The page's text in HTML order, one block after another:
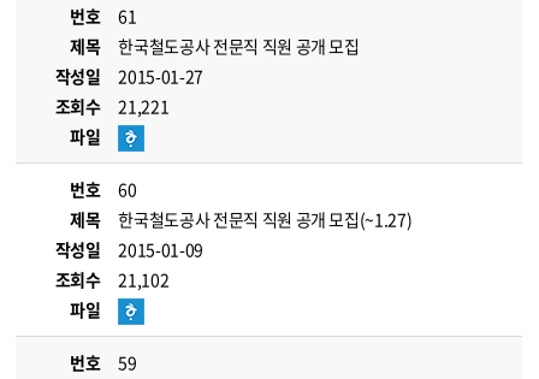
번호
61
제목
한국철도공사 전문직 직원 공개 모집
작성일
2015-01-27
조회수
21,221
파일
번호
60
제목
한국철도공사 전문직 직원 공개 모집(~1.27)
작성일
2015-01-09
조회수
21,102
파일
번호
59